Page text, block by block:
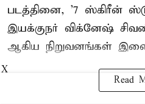
படத்தினை, '7 ஸ்கிரீன்
இயக்குநர் விக்னேஷ்
ஆகிய நிறுவனங்கள்
Read
X